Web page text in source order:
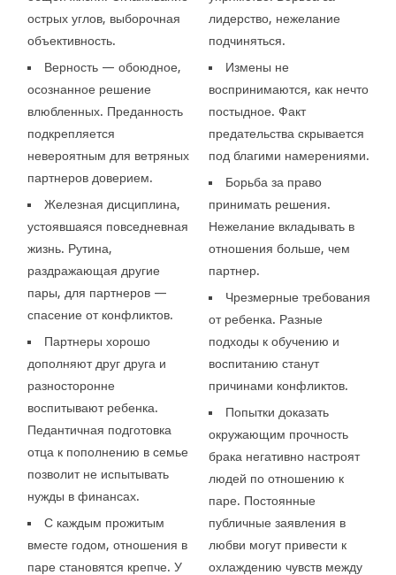
острых углов, выборочная
объективность.
Верность — обоюдное,
осознанное решение
влюбленных. Преданность
подкрепляется
невероятным для ветряных
партнеров доверием.
Железная дисциплина,
устоявшаяся повседневная
жизнь. Рутина,
раздражающая другие
пары, для партнеров —
спасение от конфликтов.
Партнеры хорошо
дополняют друг друга и
разносторонне
воспитывают ребенка.
Педантичная подготовка
отца к пополнению в семье
позволит не испытывать
нужды в финансах.
С каждым прожитым
вместе годом, отношения в
паре становятся крепче. У
лидерство, нежелание
подчиняться.
Измены не
воспринимаются, как нечто
постыдное. Факт
предательства скрывается
под благими намерениями.
Борьба за право
принимать решения.
Нежелание вкладывать в
отношения больше, чем
партнер.
Чрезмерные требования
от ребенка. Разные
подходы к обучению и
воспитанию станут
причинами конфликтов.
Попытки доказать
окружающим прочность
брака негативно настроят
людей по отношению к
паре. Постоянные
публичные заявления в
любви могут привести к
охлаждению чувств между